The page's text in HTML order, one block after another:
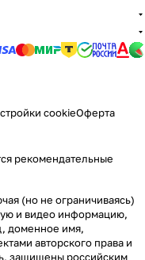
cookieОферта
рекомендательные
(но не ограничиваясь)
и видео информацию,
доменное имя,
авторского права и
защищены российским